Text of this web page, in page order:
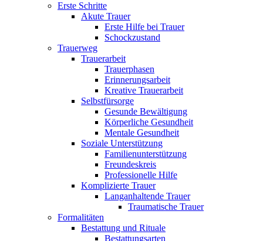
Erste Schritte
Akute Trauer
Erste Hilfe bei Trauer
Schockzustand
Trauerweg
Trauerarbeit
Trauerphasen
Erinnerungsarbeit
Kreative Trauerarbeit
Selbstfürsorge
Gesunde Bewältigung
Körperliche Gesundheit
Mentale Gesundheit
Soziale Unterstützung
Familienunterstützung
Freundeskreis
Professionelle Hilfe
Komplizierte Trauer
Langanhaltende Trauer
Traumatische Trauer
Formalitäten
Bestattung und Rituale
Bestattungsarten